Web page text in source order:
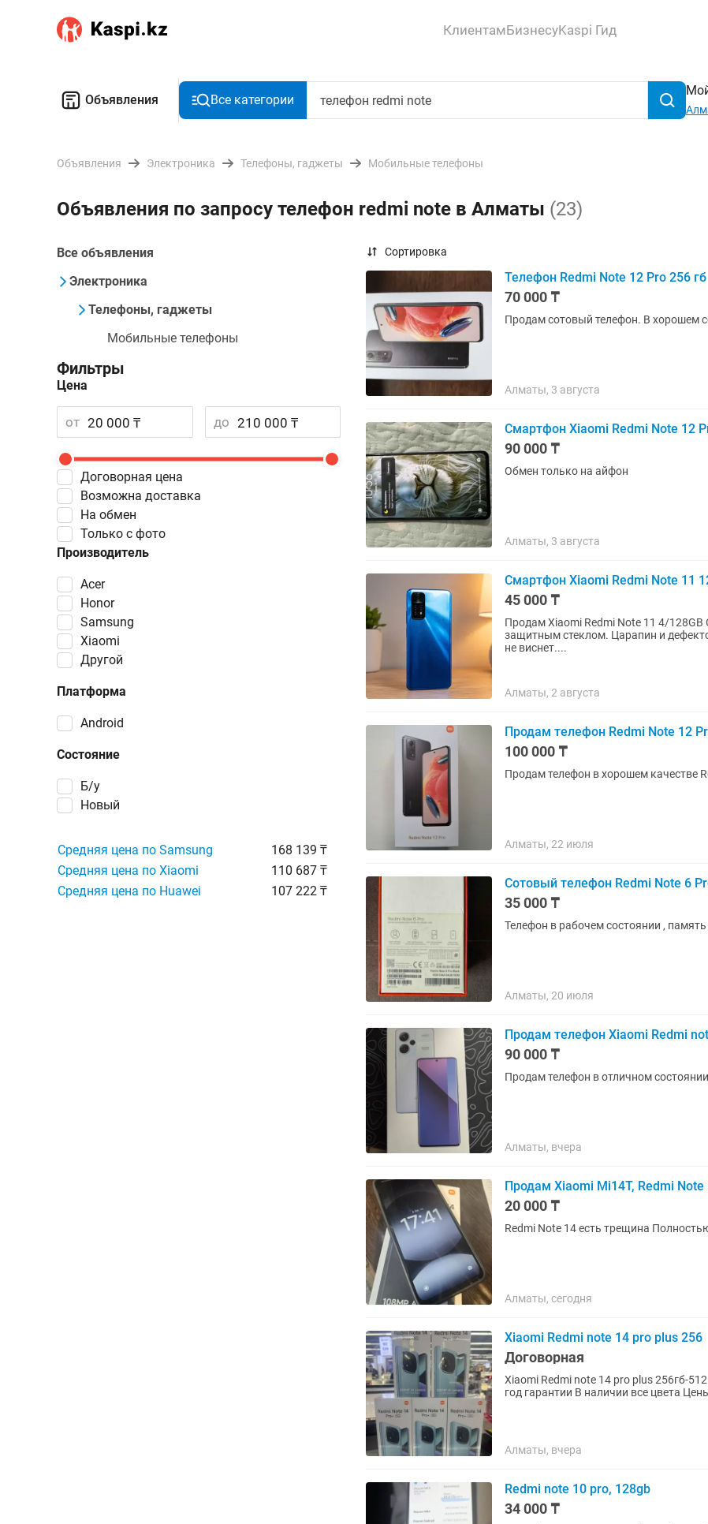
КлиентамБизнесуKaspi Гид
Объявления Все категории
Объявления Электроника Телефоны, гаджеты Мобильные телефоны
Объявления по запросу телефон redmi note в Алматы (23)
Все объявления
Электроника
Телефоны, гаджеты
Мобильные телефоны
Фильтры
Цена
от до
Договорная цена
Возможна доставка
Производитель
Acer
Honor
Samsung
Xiaomi
Другой
Платформа
Android
Состояние
Б/у
Новый
На обмен
Только с фото
Средняя цена по Samsung
168 139 ₸
Средняя цена по Xiaomi
110 687 ₸
Средняя цена по Huawei
107 222 ₸
Сортировка
Телефон Redmi Note 12 Pro 256 гб
70 000 ₸
Продам сотовый телефон. В хорошем
Алматы, 3 августа
Смартфон Xiaomi Redmi Note 12
90 000 ₸
Обмен только на айфон
Алматы, 3 августа
Смартфон Xiaomi Redmi Note 11
45 000 ₸
Продам Xiaomi Redmi Note 11 4/128GB Состояние — отличное. Телефон всегда был в чехле и с
защитным стеклом. Царапин и
не виснет....
Алматы, 2 августа
Продам телефон Redmi Note 12
100 000 ₸
Продам телефон в хорошем качестве
Алматы, 22 июля
Сотовый телефон Redmi Note 6
35 000 ₸
Телефон в рабочем состоянии , память
Алматы, 20 июля
Продам телефон Xiaomi Redmi
90 000 ₸
Продам телефон в отличном
Алматы, вчера
Продам Xiaomi Mi14T, Redmi Note
20 000 ₸
Redmi Note 14 есть
Алматы, сегодня
Xiaomi Redmi note 14 pro plus 256
Договорная
Xiaomi Redmi note 14 pro plus 256гб-512 гб
год
Алматы, вчера
Redmi note 10 pro, 128gb
34 000 ₸